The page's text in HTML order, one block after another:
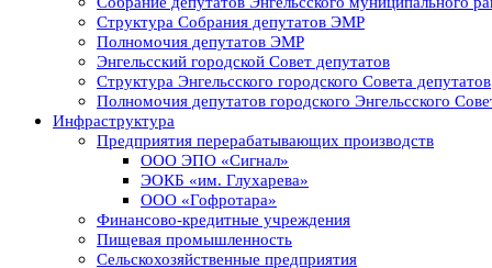
Структура Собрания депутатов ЭМР
Полномочия депутатов ЭМР
Энгельсский городской Совет депутатов
Структура Энгельсского городского Совета депутатов
Полномочия депутатов городского Энгельсского
Инфраструктура
Предприятия перерабатывающих производств
ООО ЭПО «Сигнал»
ЭОКБ «им. Глухарева»
ООО «Гофротара»
Финансово-кредитные учреждения
Пищевая промышленность
Сельскохозяйственные предприятия